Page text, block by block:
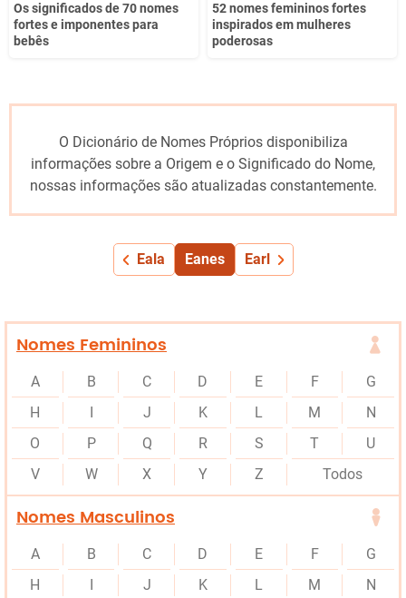
Os significados de 70 nomes
fortes e imponentes para
bebês
52 nomes femininos fortes
inspirados em mulheres
poderosas
O Dicionário de Nomes Próprios disponibiliza
informações sobre a Origem e o Significado do Nome,
nossas informações são atualizadas constantemente.
Eala Eanes Earl
Nomes Femininos
A B C D E F
G
H
J K L M
N
O
P Q R S T
U
V
W X Y Z Todos
Nomes Masculinos
A B C D E F
G
H
J K L M
N